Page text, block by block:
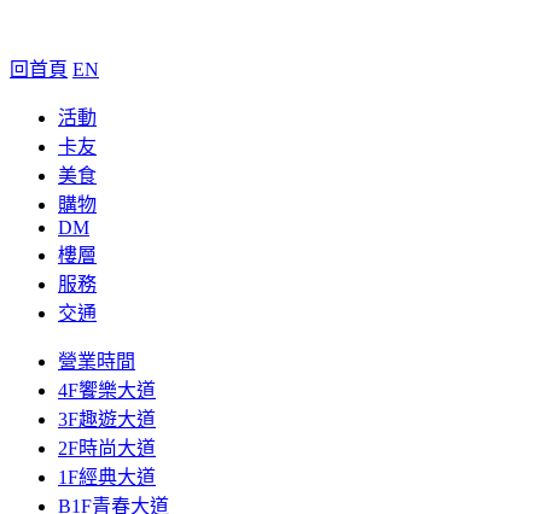
回首頁 EN
活動
卡友
美食
購物
DM
樓層
服務
交通
營業時間
4F饗樂大道
3F趣遊大道
2F時尚大道
1F經典大道
B1F青春大道